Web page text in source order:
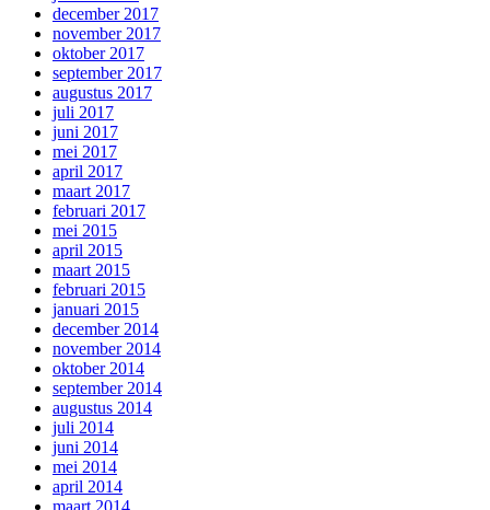
december 2017
november 2017
oktober 2017
september 2017
augustus 2017
juli 2017
juni 2017
mei 2017
april 2017
maart 2017
februari 2017
mei 2015
april 2015
maart 2015
februari 2015
januari 2015
december 2014
november 2014
oktober 2014
september 2014
augustus 2014
juli 2014
juni 2014
mei 2014
april 2014
maart 2014